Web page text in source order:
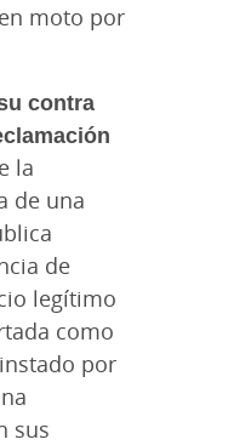
moto por
contra
la
de una
de
legítimo
como
por
sus